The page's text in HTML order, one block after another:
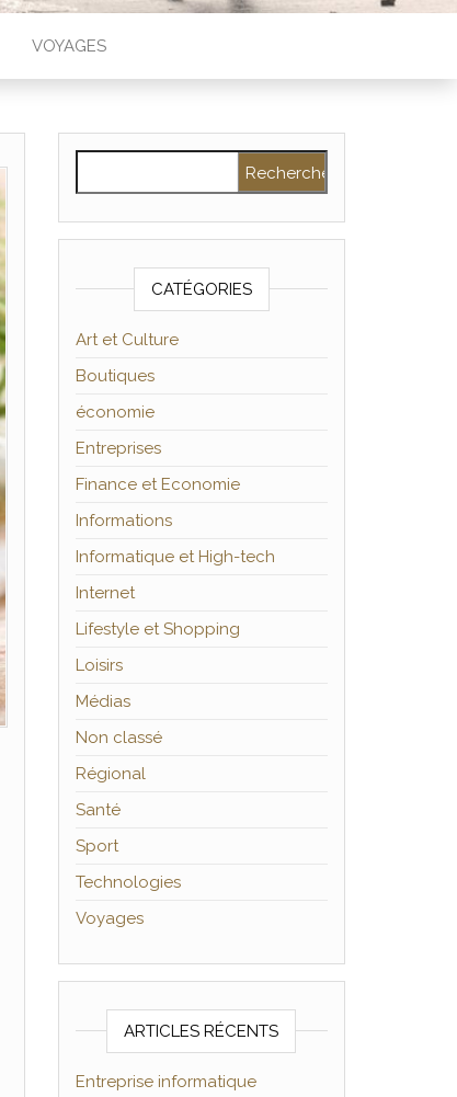
VOYAGES
CATÉGORIES
Art et Culture
Boutiques
économie
Entreprises
Finance et Economie
Informations
Informatique et High-tech
Internet
Lifestyle et Shopping
Loisirs
Médias
Non classé
Régional
Santé
Sport
Technologies
Voyages
ARTICLES RÉCENTS
Entreprise informatique